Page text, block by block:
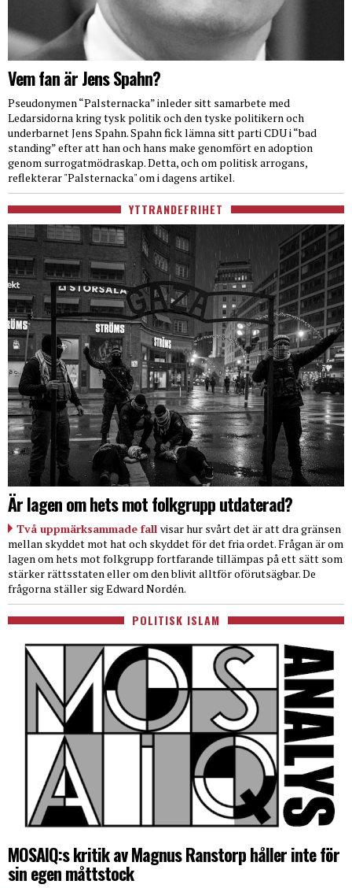
Vem fan är Jens Spahn?
Pseudonymen “Palsternacka” inleder sitt samarbete med
Ledarsidorna kring tysk politik och den tyske politikern och
underbarnet Jens Spahn. Spahn fick lämna sitt parti CDU i “bad
standing” efter att han och hans make genomfört en adoption
genom surrogatmödraskap. Detta, och om politisk arrogans,
reflekterar "Palsternacka" om i dagens artikel.
YTTRANDEFRIHET
Är lagen om hets mot folkgrupp utdaterad?
Två uppmärksammade fall visar hur svårt det är att dra gränsen
mellan skyddet mot hat och skyddet för det fria ordet. Frågan är om
lagen om hets mot folkgrupp fortfarande tillämpas på ett sätt som
stärker rättsstaten eller om den blivit alltför oförutsägbar. De
frågorna ställer sig Edward Nordén.
POLITISK ISLAM
MOSAIQ:s kritik av Magnus Ranstorp håller inte för
sin egen måttstock